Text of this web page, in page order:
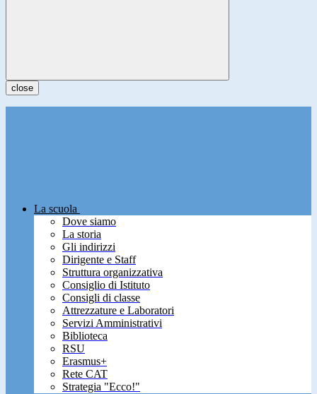
close
La scuola
Dove siamo
La storia
Gli indirizzi
Dirigente e Staff
Struttura organizzativa
Consiglio di Istituto
Consigli di classe
Attrezzature e Laboratori
Servizi Amministrativi
Biblioteca
RSU
Erasmus+
Rete CAT
Strategia "Ecco!"